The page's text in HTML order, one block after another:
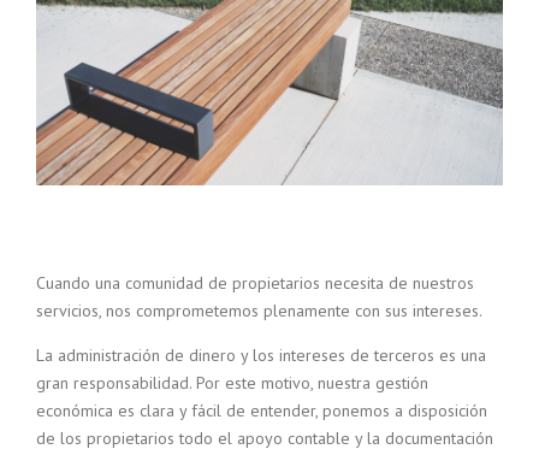
Cuando una comunidad de propietarios necesita de nuestros
servicios, nos comprometemos plenamente con sus intereses.
La administración de dinero y los intereses de terceros es una
gran responsabilidad. Por este motivo, nuestra gestión
económica es clara y fácil de entender, ponemos a disposición
de los propietarios todo el apoyo contable y la documentación